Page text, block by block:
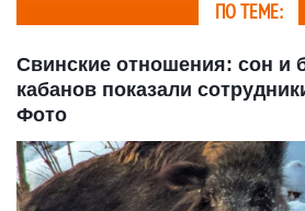
ПО ТЕМЕ:
Свинские отношения: сон и
кабанов показали
Фото